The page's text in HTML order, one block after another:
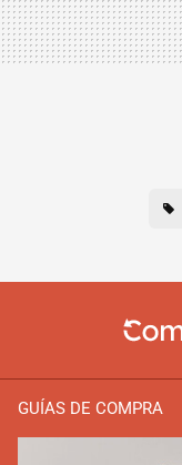
GUÍAS DE COMPRA